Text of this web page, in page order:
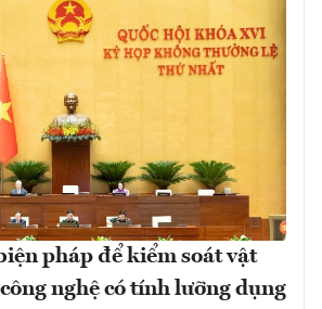
pháp để kiểm soát vật
nghệ có tính lưỡng dụng